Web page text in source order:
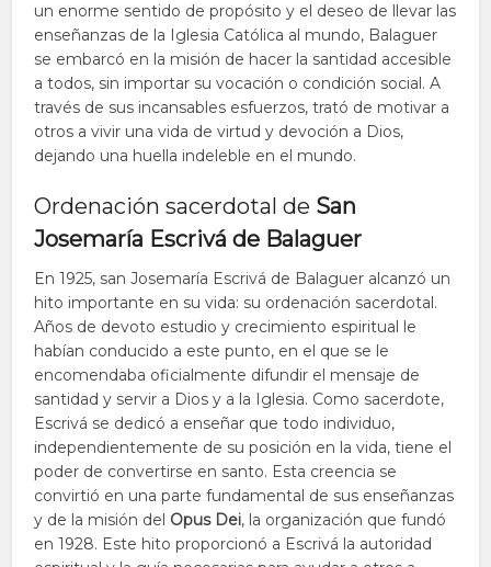
un enorme sentido de propósito y el deseo de llevar las
enseñanzas de la Iglesia Católica al mundo, Balaguer
se embarcó en la misión de hacer la santidad accesible
a todos, sin importar su vocación o condición social. A
través de sus incansables esfuerzos, trató de motivar a
otros a vivir una vida de virtud y devoción a Dios,
dejando una huella indeleble en el mundo.
Ordenación sacerdotal de San
Josemaría Escrivá de Balaguer
En 1925, san Josemaría Escrivá de Balaguer alcanzó un
hito importante en su vida: su ordenación sacerdotal.
Años de devoto estudio y crecimiento espiritual le
habían conducido a este punto, en el que se le
encomendaba oficialmente difundir el mensaje de
santidad y servir a Dios y a la Iglesia. Como sacerdote,
Escrivá se dedicó a enseñar que todo individuo,
independientemente de su posición en la vida, tiene el
poder de convertirse en santo. Esta creencia se
convirtió en una parte fundamental de sus enseñanzas
y de la misión del Opus Dei, la organización que fundó
en 1928. Este hito proporcionó a Escrivá la autoridad